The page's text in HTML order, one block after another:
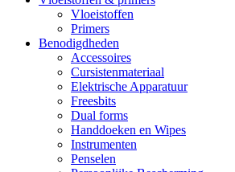
Vloeistoffen
Primers
Benodigdheden
Accessoires
Cursistenmateriaal
Elektrische Apparatuur
Freesbits
Dual forms
Handdoeken en Wipes
Instrumenten
Penselen